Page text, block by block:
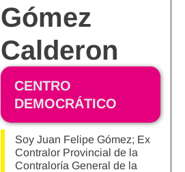
Gómez
Calderon
CENTRO
DEMOCRÁTICO
Soy Juan Felipe Gómez; Ex
Contralor Provincial de la
Contraloría General de la